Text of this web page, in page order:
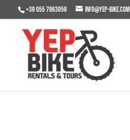
+39 055 7963059 info@yep-bike.com